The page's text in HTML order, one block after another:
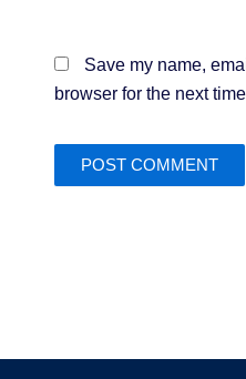
Save my name,
browser for the next